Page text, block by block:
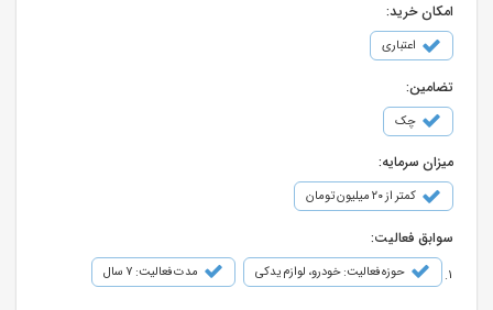
امکان خرید:
اعتباری
تضامین:
چک
میزان سرمایه:
کمتر از ۲۰ میلیون تومان
سوابق فعالیت:
حوزه فعالیت: خودرو، لوازم یدکی مدت فعالیت: 7 سال